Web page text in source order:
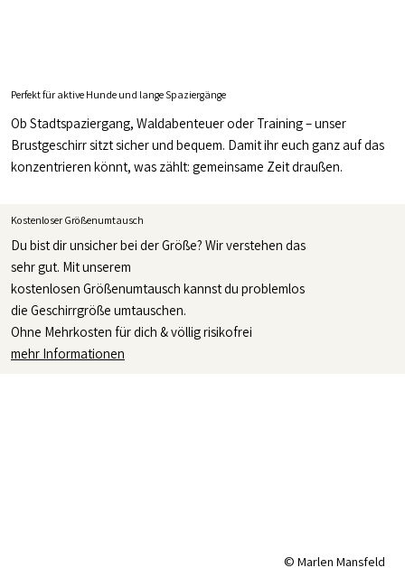
Perfekt für aktive Hunde und lange Spaziergänge
Ob Stadtspaziergang, Waldabenteuer oder Training – unser
Brustgeschirr sitzt sicher und bequem. Damit ihr euch ganz auf das
konzentrieren könnt, was zählt: gemeinsame Zeit draußen.
Kostenloser Größenumtausch
Du bist dir unsicher bei der Größe? Wir verstehen das
sehr gut. Mit unserem
kostenlosen Größenumtausch kannst du problemlos
die Geschirrgröße umtauschen.
Ohne Mehrkosten für dich & völlig risikofrei
mehr Informationen
© Marlen Mansfeld